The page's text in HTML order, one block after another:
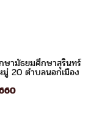
ามัธยมศึกษาสุรินทร์
มู่ 20 ตำบลนอกเมือง